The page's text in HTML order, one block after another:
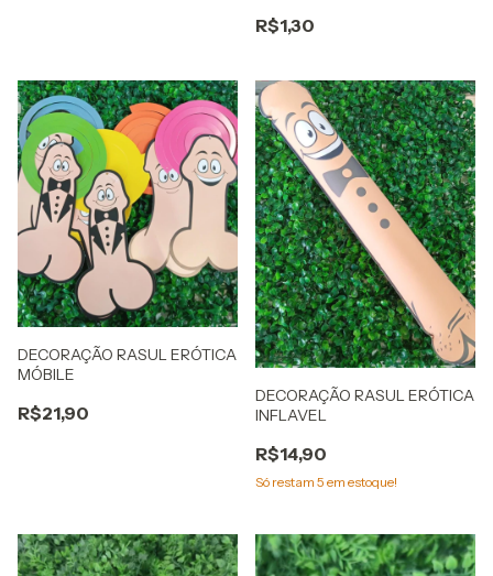
R$1,30
DECORAÇÃO RASUL ERÓTICA
MÓBILE
R$21,90
DECORAÇÃO RASUL ERÓTICA
INFLAVEL
R$14,90
Só restam 5 em estoque!